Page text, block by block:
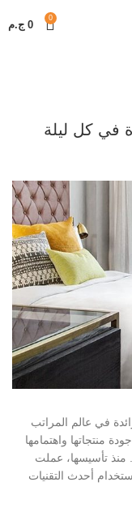
0
0 ج.م
في كل ليلة
في عالم المراتب
منتجاتها واهتمامها
منذ تأسيسها، عملت
أحدث التقنيات